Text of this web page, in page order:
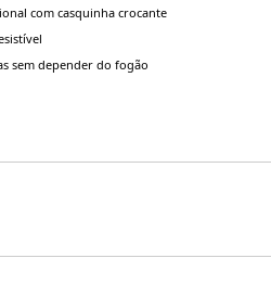
com casquinha crocante
sem depender do fogão